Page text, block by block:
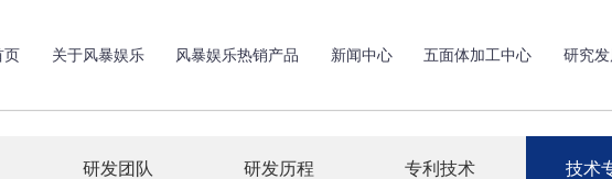
页 关于风暴娱乐 风暴娱乐热销产品 新闻中心 五面体加工中心 研究发
研发团队 研发历程 专利技术 技术